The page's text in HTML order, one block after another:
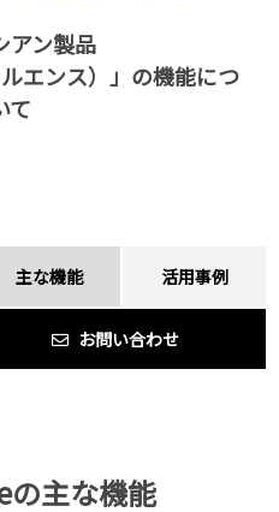
アン製品
エンス）」の機能につ
て
主な機能 活用事例
お問い合わせ
の主な機能